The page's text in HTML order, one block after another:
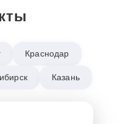
Краснодар
Казань